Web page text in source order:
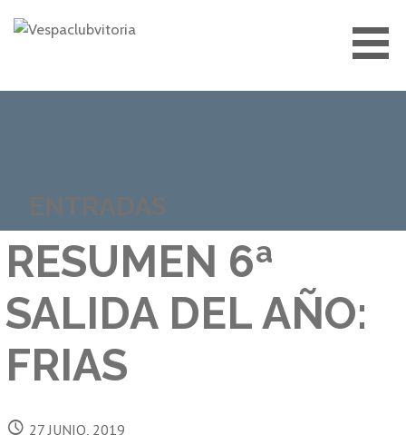
RESUMEN 6ª
SALIDA DEL AÑO:
FRIAS
27 JUNIO, 2019